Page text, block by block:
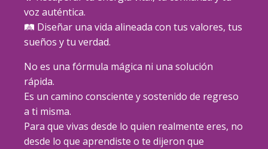
voz auténtica.
🛤️ Diseñar una vida alineada con tus valores, tus
sueños y tu verdad.
No es una fórmula mágica ni una solución
rápida.
Es un camino consciente y sostenido de regreso
a ti misma.
Para que vivas desde lo quien realmente eres, no
desde lo que aprendiste o te dijeron que